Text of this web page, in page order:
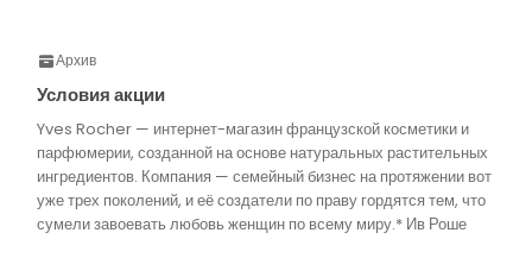
Архив
Условия акции
Yves Rocher — интернет-магазин французской косметики и
парфюмерии, созданной на основе натуральных растительных
ингредиентов. Компания — семейный бизнес на протяжении вот
уже трех поколений, и её создатели по праву гордятся тем, что
сумели завоевать любовь женщин по всему миру.* Ив Роше